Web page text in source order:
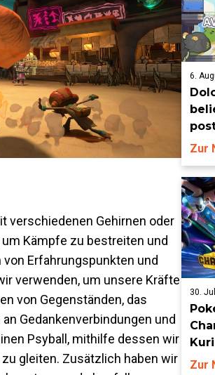
verschiedenen Gehirnen oder
Kämpfe zu bestreiten und
Erfahrungspunkten und
verwenden, um unsere Kräfte
von Gegenständen, das
Gedankenverbindungen und
Psyball, mithilfe dessen wir
gleiten. Zusätzlich haben wir
6.
Zur
30.
Zur